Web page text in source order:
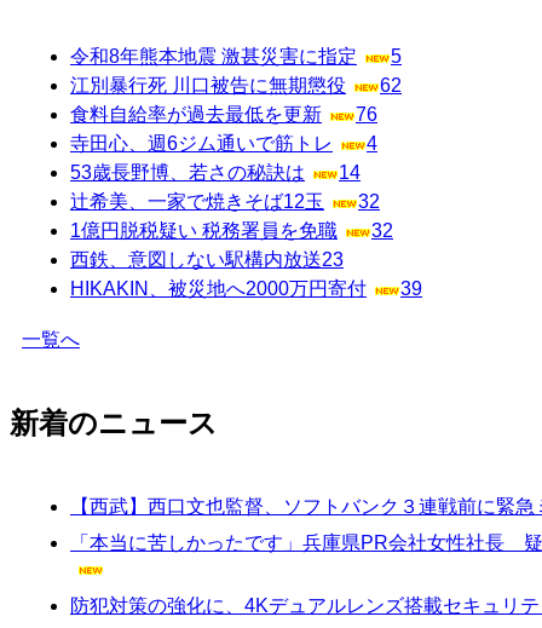
令和8年熊本地震 激甚災害に指定
5
江別暴行死 川口被告に無期懲役
62
食料自給率が過去最低を更新
76
寺田心、週6ジム通いで筋トレ
4
53歳長野博、若さの秘訣は
14
辻希美、一家で焼きそば12玉
32
1億円脱税疑い 税務署員を免職
32
西鉄、意図しない駅構内放送23
HIKAKIN、被災地へ2000万円寄付
39
一覧へ
新着のニュース
【西武】西口文也監督、ソフトバンク３連戦前に緊
「本当に苦しかったです」兵庫県PR会社女性社長
防犯対策の強化に、4Kデュアルレンズ搭載セキュリ